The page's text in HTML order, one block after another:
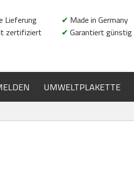
Lieferung
zertifiziert
✔ Made in Germany
✔ Garantiert günstig
UMWELTPLAKETTE